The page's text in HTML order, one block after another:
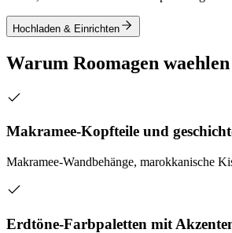
Hochladen & Einrichten
Warum Roomagen waehlen
Makramee-Kopfteile und
Makramee-Wandbehänge, marokkanische
Erdtöne-Farbpaletten mit